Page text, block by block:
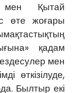
Қытай
өте жоғары
қадам
мен
өткізілуде,
Былтыр екі